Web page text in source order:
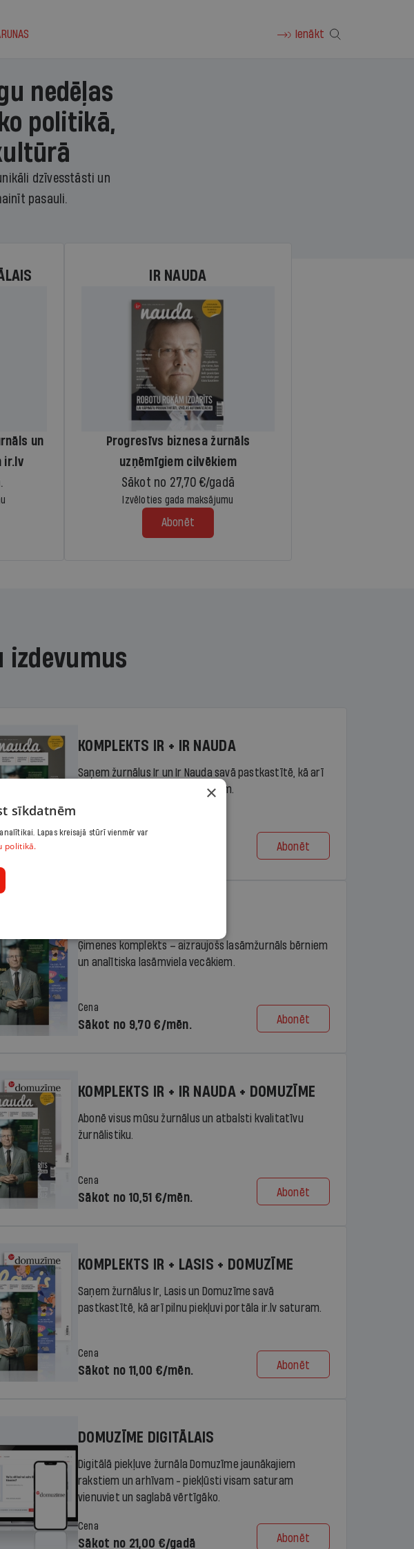
Ienākt
nedēļas
politikā,
dzīvesstāsti un
pasauli.
un
ir.lv
IR NAUDA
Progresīvs biznesa žurnāls
uzņēmīgiem cilvēkiem
Sākot no 27,70 €/gadā
Izvēloties gada maksājumu
Abonēt
izdevumus
KOMPLEKTS IR + IR NAUDA
Saņem žurnālus Ir un Ir Nauda savā pastkastītē, kā arī
pilnu piekļuvi portāla ir.lv saturam.
Cena
Abonēt
Ģimenes komplekts – aizraujošs lasāmžurnāls bērniem
un analītiska lasāmviela vecākiem.
Cena
Sākot no 9,70 €/mēn. Abonēt
KOMPLEKTS IR + IR NAUDA + DOMUZĪME
Abonē visus mūsu žurnālus un atbalsti kvalitatīvu
žurnālistiku.
Cena
Sākot no 10,51 €/mēn. Abonēt
KOMPLEKTS IR + LASIS + DOMUZĪME
Saņem žurnālus Ir, Lasis un Domuzīme savā
pastkastītē, kā arī pilnu piekļuvi portāla ir.lv saturam.
Cena
Sākot no 11,00 €/mēn. Abonēt
DOMUZĪME DIGITĀLAIS
Digitālā piekļuve žurnāla Domuzīme jaunākajiem
rakstiem un arhīvam - piekļūsti visam saturam
vienuviet un saglabā vērtīgāko.
Cena
Sākot no 21,00 €/gadā Abonēt
×
sīkdatnēm
Lapas kreisajā stūrī vienmēr var
politikā.